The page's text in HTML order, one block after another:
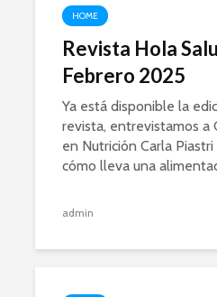
HOME
Revista Hola
Febrero 2025
Ya está disponible la
revista, entrevistamos a
en Nutrición Carla
cómo lleva una
admin